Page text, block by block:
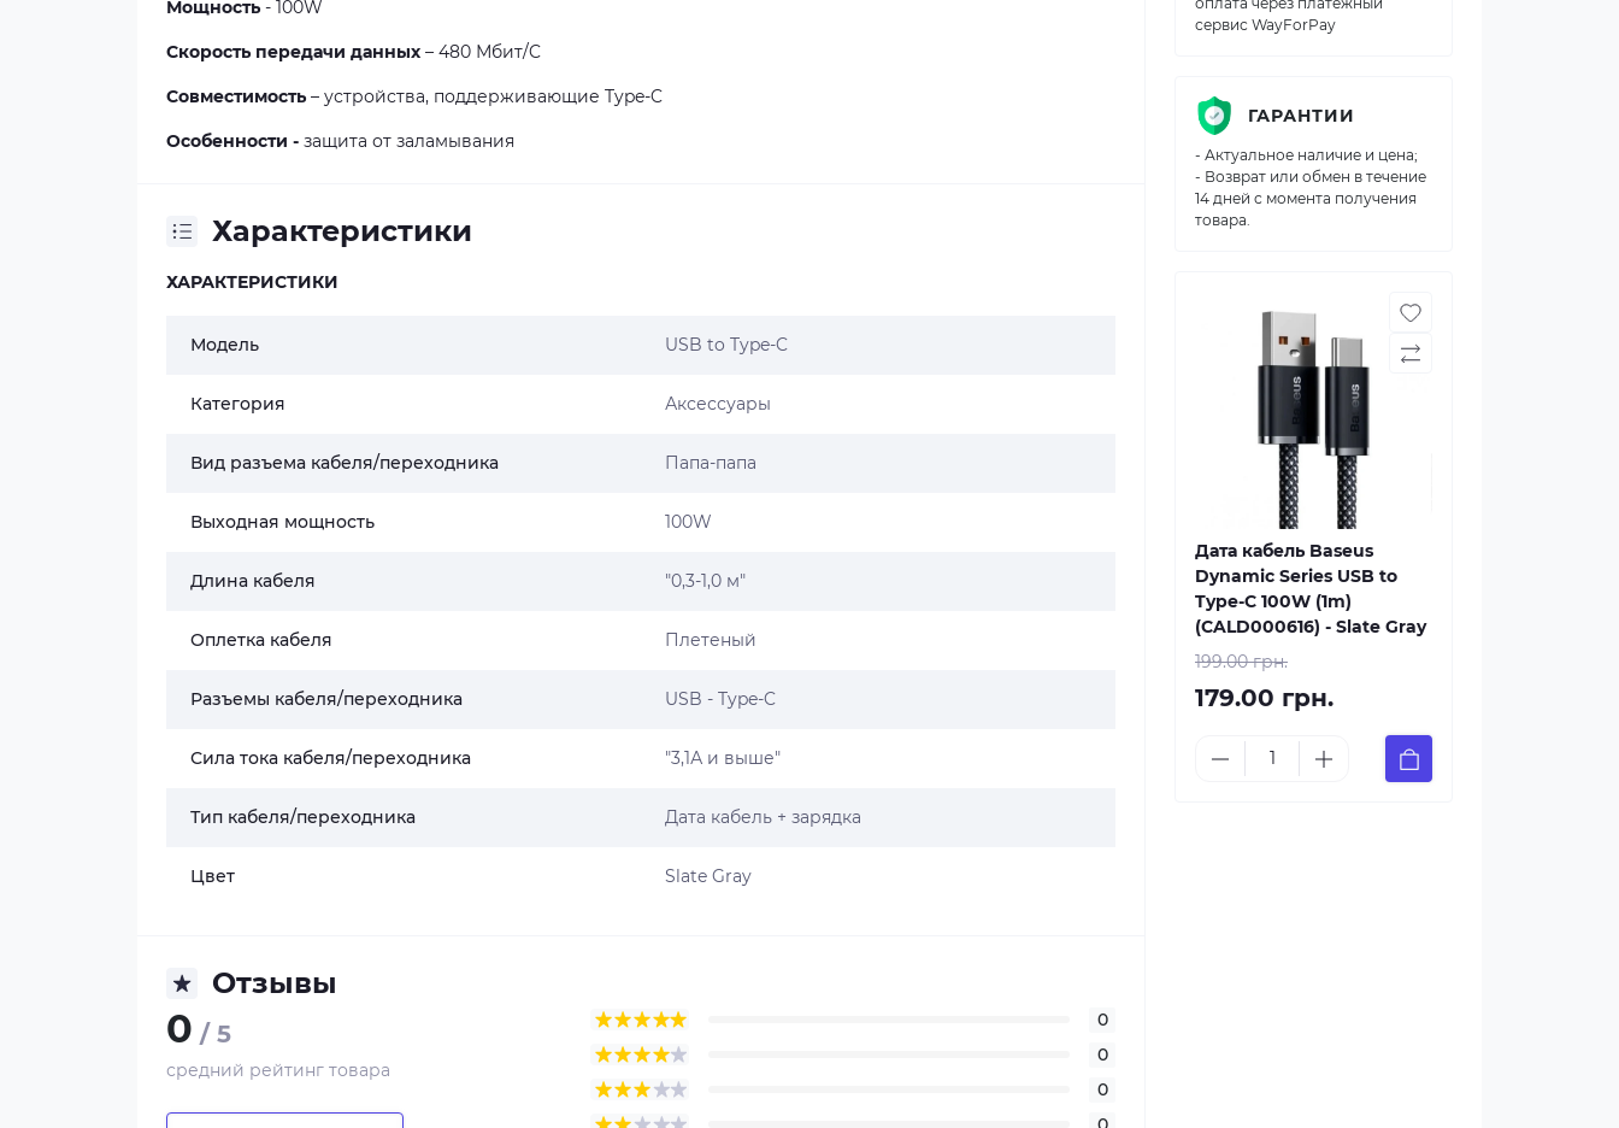
Мощность - 100W
Скорость передачи данных – 480 Мбит/C
Совместимость – устройства, поддерживающие Type-C
Особенности - защита от заламывания
Характеристики
ХАРАКТЕРИСТИКИ
Модель USB to Type-C
Категория Аксессуары
Вид разъема кабеля/переходника Папа-папа
Выходная мощность 100W
Длина кабеля "0,3-1,0 м"
Оплетка кабеля Плетеный
Разъемы кабеля/переходника USB - Type-C
Сила тока кабеля/переходника "3,1А и выше"
Тип кабеля/переходника Дата кабель + зарядка
Цвет Slate Gray
Отзывы
0 / 5
средний рейтинг товара
0
0
0
сервис WayForPay
ГАРАНТИИ
- Актуальное наличие и цена;
- Возврат или обмен в течение
14 дней с момента получения
товара.
Дата кабель Baseus
Dynamic Series USB to
Type-C 100W (1m)
(CALD000616) - Slate Gray
199.00 грн.
179.00 грн.